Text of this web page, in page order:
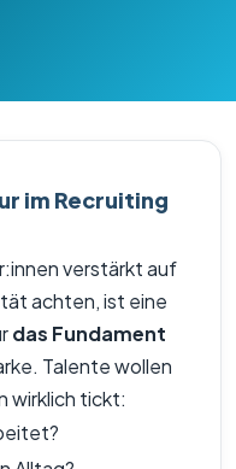
im Recruiting
verstärkt auf
achten, ist eine
das Fundament
Talente wollen
wirklich tickt: